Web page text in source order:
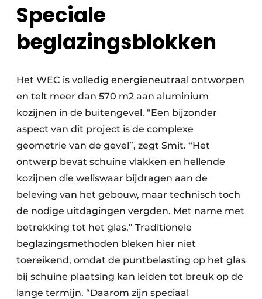
Speciale
beglazingsblokken
Het WEC is volledig energieneutraal ontworpen
en telt meer dan 570 m2 aan aluminium
kozijnen in de buitengevel. “Een bijzonder
aspect van dit project is de complexe
geometrie van de gevel”, zegt Smit. “Het
ontwerp bevat schuine vlakken en hellende
kozijnen die weliswaar bijdragen aan de
beleving van het gebouw, maar technisch toch
de nodige uitdagingen vergden. Met name met
betrekking tot het glas.” Traditionele
beglazingsmethoden bleken hier niet
toereikend, omdat de puntbelasting op het glas
bij schuine plaatsing kan leiden tot breuk op de
lange termijn. “Daarom zijn speciaal